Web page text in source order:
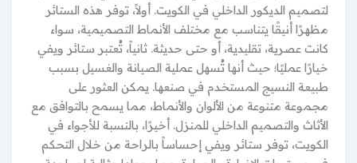
لتصميم الديكور الداخلي في الكويت. أولاً، توفر هذه الستائر
مظهرًا أنيقًا يتناسب مع مختلف الأنماط التصميمية، سواء
كانت عصرية، تقليدية، أو حتى حديثة. ثانياً، تُعتبر ستائر ويفي
خيارًا عمليًا؛ حيث أنها تُسهل عملية الصيانة والغسيل بسبب
طبيعة النسيج المستخدم في صنعها. يمكن العثور على
مجموعة متنوعة من الألوان والأنماط، مما يسمح بالتوافق مع
الأثاث والتصميم الداخلي للمنزل. أخيرًا، بالنسبة للأجواء في
الكويت، توفر ستائر ويفي إحساساً بالراحة من خلال التحكم